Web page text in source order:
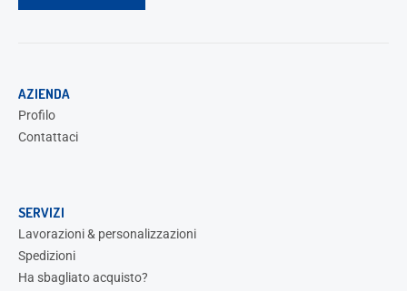
AZIENDA
Profilo
Contattaci
SERVIZI
Lavorazioni & personalizzazioni
Spedizioni
Ha sbagliato acquisto?